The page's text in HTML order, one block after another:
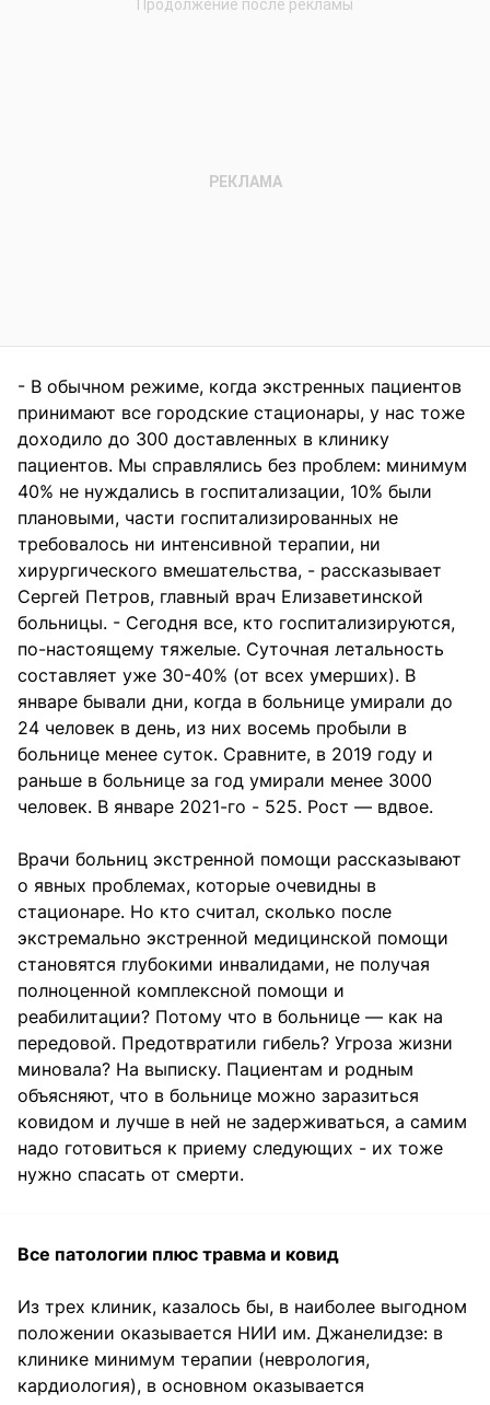
- В обычном режиме, когда экстренных пациентов
принимают все городские стационары, у нас тоже
доходило до 300 доставленных в клинику
пациентов. Мы справлялись без проблем: минимум
40% не нуждались в госпитализации, 10% были
плановыми, части госпитализированных не
требовалось ни интенсивной терапии, ни
хирургического вмешательства, - рассказывает
Сергей Петров, главный врач Елизаветинской
больницы. - Сегодня все, кто госпитализируются,
по-настоящему тяжелые. Суточная летальность
составляет уже 30-40% (от всех умерших). В
январе бывали дни, когда в больнице умирали до
24 человек в день, из них восемь пробыли в
больнице менее суток. Сравните, в 2019 году и
раньше в больнице за год умирали менее 3000
человек. В январе 2021-го - 525. Рост — вдвое.
Врачи больниц экстренной помощи рассказывают
о явных проблемах, которые очевидны в
стационаре. Но кто считал, сколько после
экстремально экстренной медицинской помощи
становятся глубокими инвалидами, не получая
полноценной комплексной помощи и
реабилитации? Потому что в больнице — как на
передовой. Предотвратили гибель? Угроза жизни
миновала? На выписку. Пациентам и родным
объясняют, что в больнице можно заразиться
ковидом и лучше в ней не задерживаться, а самим
надо готовиться к приему следующих - их тоже
нужно спасать от смерти.
Все патологии плюс травма и ковид
Из трех клиник, казалось бы, в наиболее выгодном
положении оказывается НИИ им. Джанелидзе: в
клинике минимум терапии (неврология,
кардиология), в основном оказывается